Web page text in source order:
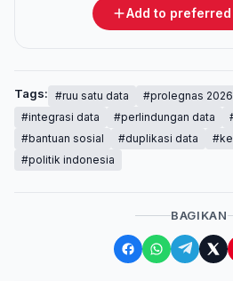
Add to
Tags: #ruu satu data #prolegnas 2026
#integrasi data
#perlindungan data
#bantuan sosial
#duplikasi data
#politik indonesia
BAGIKAN